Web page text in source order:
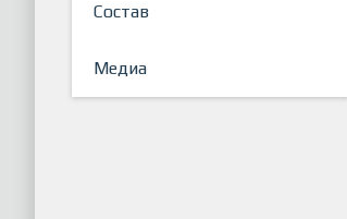
Состав
Медиа